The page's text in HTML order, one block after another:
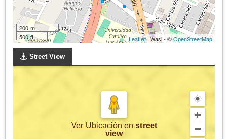
200 m
500 ft
Leaflet| Wasi - ©OpenStreetMap
Street View
Ver Ubicación en street
view